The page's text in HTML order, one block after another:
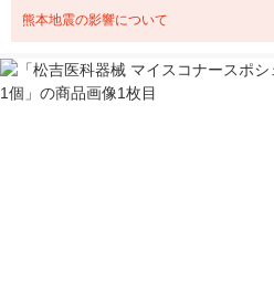
熊本地震の影響について